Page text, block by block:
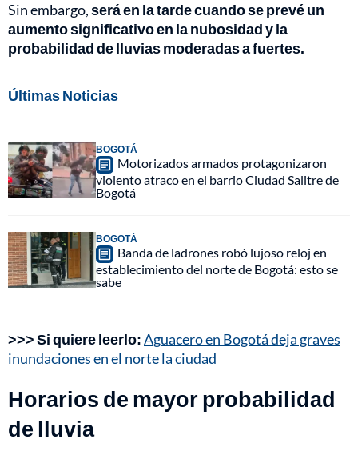
Sin embargo,será en la tarde cuando se prevé un
aumento significativo en la nubosidad y la
probabilidad de lluvias moderadas a fuertes.
Últimas Noticias
BOGOTÁ
Motorizados armados protagonizaron
violento atraco en el barrio Ciudad Salitre de
Bogotá
BOGOTÁ
Banda de ladrones robó lujoso reloj en
establecimiento del norte de Bogotá: esto se
sabe
>>> Si quiere leerlo:Aguacero en Bogotá deja graves
inundaciones en el norte la ciudad
Horarios de mayor probabilidad
de lluvia